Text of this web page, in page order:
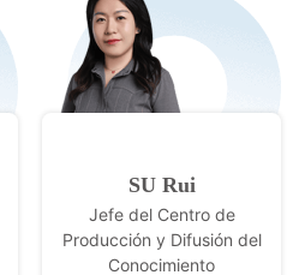
SU Rui
Jefe del Centro de
Producción y Difusión del
Conocimiento